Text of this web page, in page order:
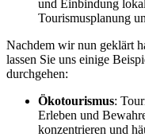
und Einbindung
Tourismusplanung
Nachdem wir nun geklärt
lassen Sie uns einige
durchgehen:
Ökotourismus:
Erleben und
konzentrieren und